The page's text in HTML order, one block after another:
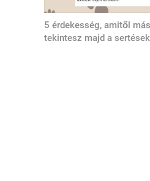
5 érdekesség, amitől
tekintesz majd a